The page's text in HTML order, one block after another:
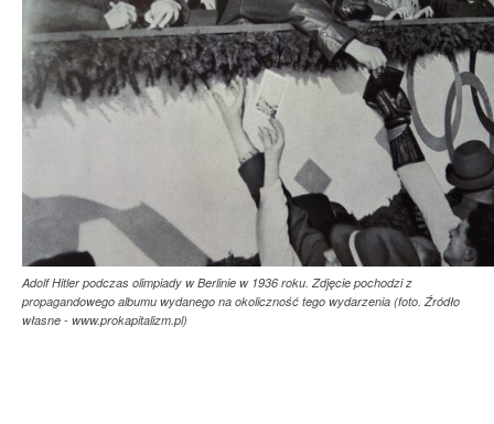
Adolf Hitler podczas olimpiady w Berlinie w 1936 roku. Zdjęcie pochodzi z
propagandowego albumu wydanego na okoliczność tego wydarzenia (foto. Źródło
własne - www.prokapitalizm.pl)